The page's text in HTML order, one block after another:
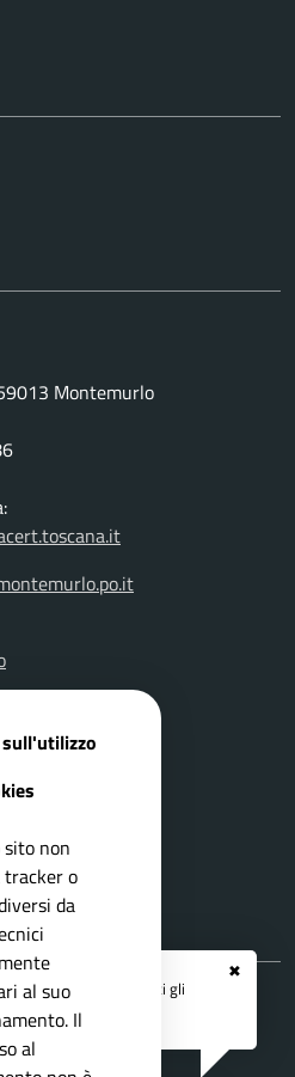
✖
APP IO
e ricevi tutti gli
dall'Ente
Montemurlo
non
o
da
al suo
Il
al